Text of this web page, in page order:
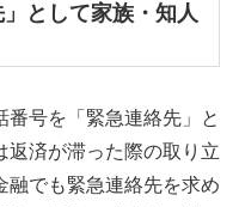
として家族・知人
号を「緊急連絡先」と
返済が滞った際の取り立
融でも緊急連絡先を求め